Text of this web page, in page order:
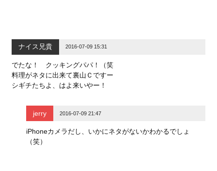
ナイス兄貴 2016-07-09 15:31
でたな！ クッキングパパ！（笑
料理がネタに出来て裏山Ｃですー
シギチたちよ、はよ来いやー！
jerry 2016-07-09 21:47
iPhoneカメラだし、いかにネタがないかわかるでしょ
（笑）